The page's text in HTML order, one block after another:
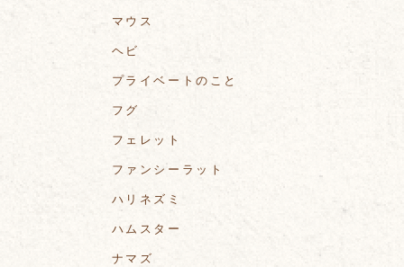
マウス
ヘビ
プライベートのこと
フグ
フェレット
ファンシーラット
ハリネズミ
ハムスター
ナマズ